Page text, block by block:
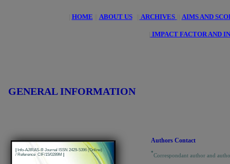
GENERAL INFORMATION
HOME ABOUT US ARCHIVES AIMS AND
IMPACT FACTOR AND
| Info-AJIRAS-® Journal ISSN 2429-5396 (Online)
/ Reference CIF/15/0289M |
Authors Contact
*Correspondant author and